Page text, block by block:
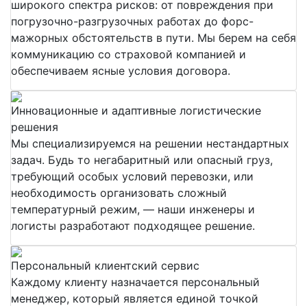
широкого спектра рисков: от повреждения при
погрузочно-разгрузочных работах до форс-
мажорных обстоятельств в пути. Мы берем на себя
коммуникацию со страховой компанией и
обеспечиваем ясные условия договора.
Инновационные и адаптивные логистические
решения
Мы специализируемся на решении нестандартных
задач. Будь то негабаритный или опасный груз,
требующий особых условий перевозки, или
необходимость организовать сложный
температурный режим, — наши инженеры и
логисты разработают подходящее решение.
Персональный клиентский сервис
Каждому клиенту назначается персональный
менеджер, который является единой точкой